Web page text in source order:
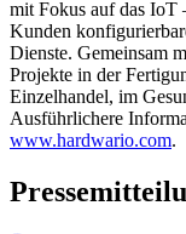
mit Fokus auf das IoT
Kunden
Dienste. Gemeinsam
Projekte in der
Einzelhandel, im
Ausführlichere
www.hardwario.com.